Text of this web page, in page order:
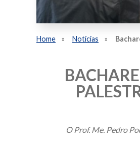
Home Notícias
O Prof. Me. Pedro